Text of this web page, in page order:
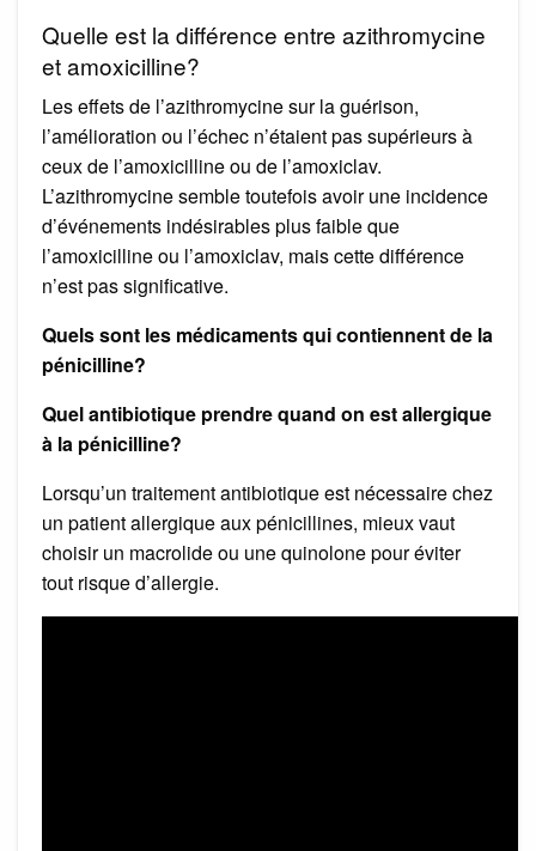
Quelle est la différence entre azithromycine
et amoxicilline?
Les effets de l’azithromycine sur la guérison,
l’amélioration ou l’échec n’étaient pas supérieurs à
ceux de l’amoxicilline ou de l’amoxiclav.
L’azithromycine semble toutefois avoir une incidence
d’événements indésirables plus faible que
l’amoxicilline ou l’amoxiclav, mais cette différence
n’est pas significative.
Quels sont les médicaments qui contiennent de la
pénicilline?
Quel antibiotique prendre quand on est allergique
à la pénicilline?
Lorsqu’un traitement antibiotique est nécessaire chez
un patient allergique aux pénicillines, mieux vaut
choisir un macrolide ou une quinolone pour éviter
tout risque d’allergie.